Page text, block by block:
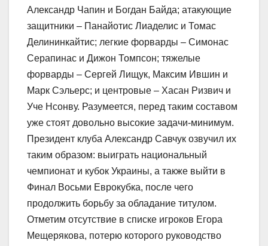
Александр Чапин и Богдан Байда; атакующие
защитники – Панайотис Лиаделис и Томас
Делининкайтис; легкие форварды – Симонас
Серапинас и Дижон Томпсон; тяжелые
форварды – Сергей Лищук, Максим Ившин и
Марк Сэльерс; и центровые – Хасан Ризвич и
Уче Нсонву. Разумеется, перед таким составом
уже стоят довольно высокие задачи-минимум.
Президент клуба Александр Савчук озвучил их
таким образом: выиграть национальный
чемпионат и кубок Украины, а также выйти в
Финал Восьми Еврокубка, после чего
продолжить борьбу за обладание титулом.
Отметим отсутствие в списке игроков Егора
Мещерякова, потерю которого руководство